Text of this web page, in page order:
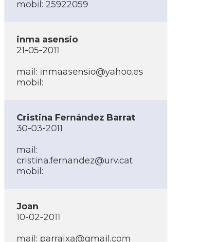
mobil: 25922059
inma asensio
21-05-2011
mail: inmaasensio@yahoo.es
mobil:
Cristina Fernández Barrat
30-03-2011
mail:
cristina.fernandez@urv.cat
mobil:
Joan
10-02-2011
mail: parraixa@gmail.com